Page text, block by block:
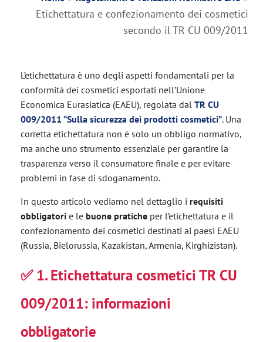
Etichettatura e confezionamento dei cosmetici
secondo il TR CU 009/2011
L’etichettatura è uno degli aspetti fondamentali per la
conformità dei cosmetici esportati nell’Unione
Economica Eurasiatica (EAEU), regolata dal TR CU
009/2011 “Sulla sicurezza dei prodotti cosmetici”. Una
corretta etichettatura non è solo un obbligo normativo,
ma anche uno strumento essenziale per garantire la
trasparenza verso il consumatore finale e per evitare
problemi in fase di sdoganamento.
In questo articolo vediamo nel dettaglio i requisiti
obbligatori e le buone pratiche per l’etichettatura e il
confezionamento dei cosmetici destinati ai paesi EAEU
(Russia, Bielorussia, Kazakistan, Armenia, Kirghizistan).
✅1. Etichettatura cosmetici TR CU
009/2011: informazioni
obbligatorie